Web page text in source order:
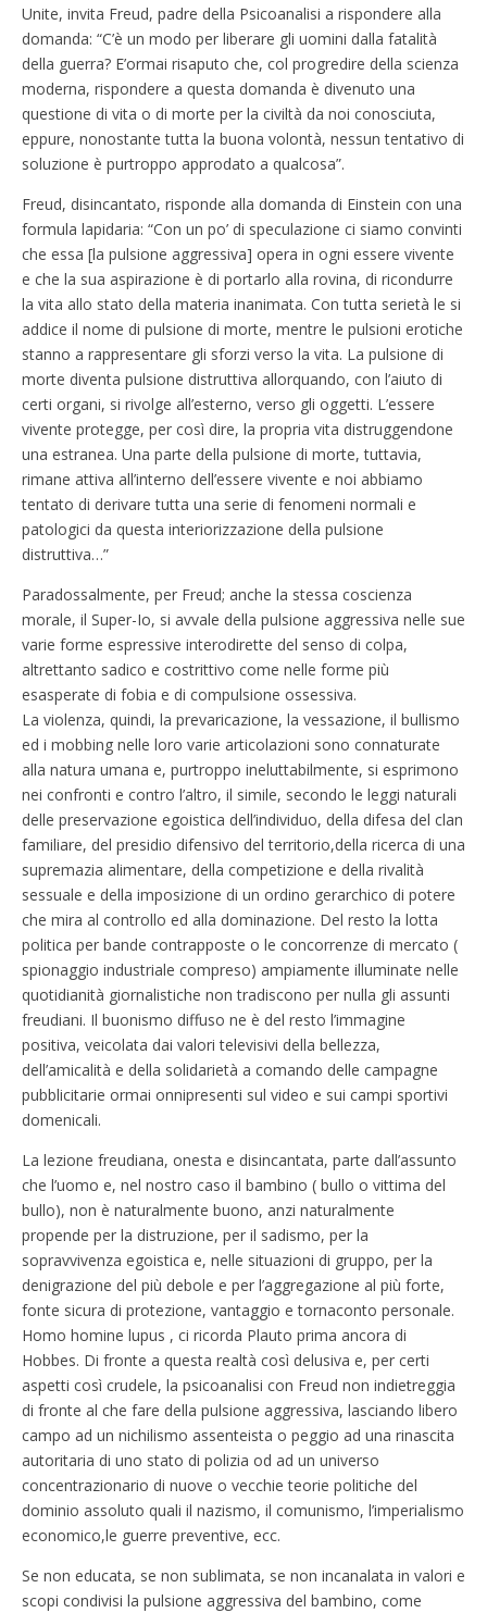
Unite, invita Freud, padre della Psicoanalisi a rispondere alla
domanda: “C’è un modo per liberare gli uomini dalla fatalità
della guerra? E’ormai risaputo che, col progredire della scienza
moderna, rispondere a questa domanda è divenuto una
questione di vita o di morte per la civiltà da noi conosciuta,
eppure, nonostante tutta la buona volontà, nessun tentativo di
soluzione è purtroppo approdato a qualcosa”.
Freud, disincantato, risponde alla domanda di Einstein con una
formula lapidaria: “Con un po’ di speculazione ci siamo convinti
che essa [la pulsione aggressiva] opera in ogni essere vivente
e che la sua aspirazione è di portarlo alla rovina, di ricondurre
la vita allo stato della materia inanimata. Con tutta serietà le si
addice il nome di pulsione di morte, mentre le pulsioni erotiche
stanno a rappresentare gli sforzi verso la vita. La pulsione di
morte diventa pulsione distruttiva allorquando, con l’aiuto di
certi organi, si rivolge all’esterno, verso gli oggetti. L’essere
vivente protegge, per così dire, la propria vita distruggendone
una estranea. Una parte della pulsione di morte, tuttavia,
rimane attiva all’interno dell’essere vivente e noi abbiamo
tentato di derivare tutta una serie di fenomeni normali e
patologici da questa interiorizzazione della pulsione
distruttiva…”
Paradossalmente, per Freud; anche la stessa coscienza
morale, il Super-Io, si avvale della pulsione aggressiva nelle sue
varie forme espressive interodirette del senso di colpa,
altrettanto sadico e costrittivo come nelle forme più
esasperate di fobia e di compulsione ossessiva.
La violenza, quindi, la prevaricazione, la vessazione, il bullismo
ed i mobbing nelle loro varie articolazioni sono connaturate
alla natura umana e, purtroppo ineluttabilmente, si esprimono
nei confronti e contro l’altro, il simile, secondo le leggi naturali
delle preservazione egoistica dell’individuo, della difesa del clan
familiare, del presidio difensivo del territorio,della ricerca di una
supremazia alimentare, della competizione e della rivalità
sessuale e della imposizione di un ordino gerarchico di potere
che mira al controllo ed alla dominazione. Del resto la lotta
politica per bande contrapposte o le concorrenze di mercato (
spionaggio industriale compreso) ampiamente illuminate nelle
quotidianità giornalistiche non tradiscono per nulla gli assunti
freudiani. Il buonismo diffuso ne è del resto l’immagine
positiva, veicolata dai valori televisivi della bellezza,
dell’amicalità e della solidarietà a comando delle campagne
pubblicitarie ormai onnipresenti sul video e sui campi sportivi
domenicali.
La lezione freudiana, onesta e disincantata, parte dall’assunto
che l’uomo e, nel nostro caso il bambino ( bullo o vittima del
bullo), non è naturalmente buono, anzi naturalmente
propende per la distruzione, per il sadismo, per la
sopravvivenza egoistica e, nelle situazioni di gruppo, per la
denigrazione del più debole e per l’aggregazione al più forte,
fonte sicura di protezione, vantaggio e tornaconto personale.
Homo homine lupus , ci ricorda Plauto prima ancora di
Hobbes. Di fronte a questa realtà così delusiva e, per certi
aspetti così crudele, la psicoanalisi con Freud non indietreggia
di fronte al che fare della pulsione aggressiva, lasciando libero
campo ad un nichilismo assenteista o peggio ad una rinascita
autoritaria di uno stato di polizia od ad un universo
concentrazionario di nuove o vecchie teorie politiche del
dominio assoluto quali il nazismo, il comunismo, l’imperialismo
economico,le guerre preventive, ecc.
Se non educata, se non sublimata, se non incanalata in valori e
scopi condivisi la pulsione aggressiva del bambino, come